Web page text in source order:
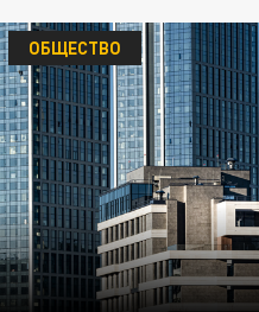
ОБЩЕСТВО